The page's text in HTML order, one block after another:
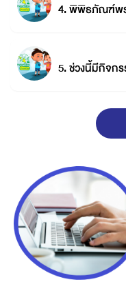
4. พิพิธภัณฑ์พร
5. ช่วงนี้มีกิจกร